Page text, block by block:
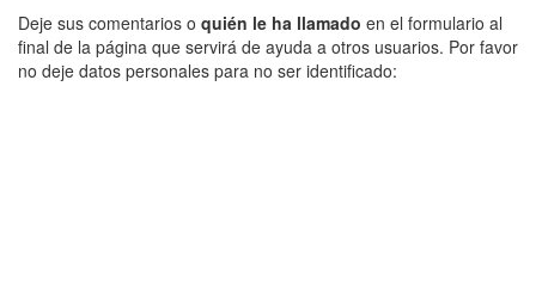
Deje sus comentarios o quién le ha llamado en el formulario al
final de la página que servirá de ayuda a otros usuarios. Por favor
no deje datos personales para no ser identificado: